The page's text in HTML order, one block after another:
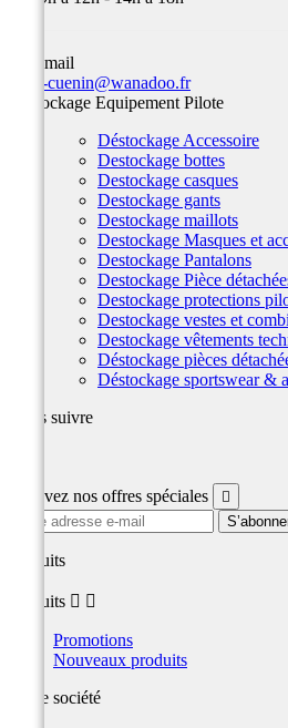
Par email
team-cuenin@wanadoo.fr
Déstockage Equipement Pilote
Déstockage Accessoire
Destockage bottes
Destockage casques
Destockage gants
Destockage maillots
Destockage Masques et
Destockage Pantalons
Destockage Pièce
Destockage protections
Destockage vestes et
Destockage vêtements
Déstockage pièces
Déstockage sportswear &
Nous suivre
Recevez nos offres spéciales 
produits
produits  
Promotions
Nouveaux produits
Notre société